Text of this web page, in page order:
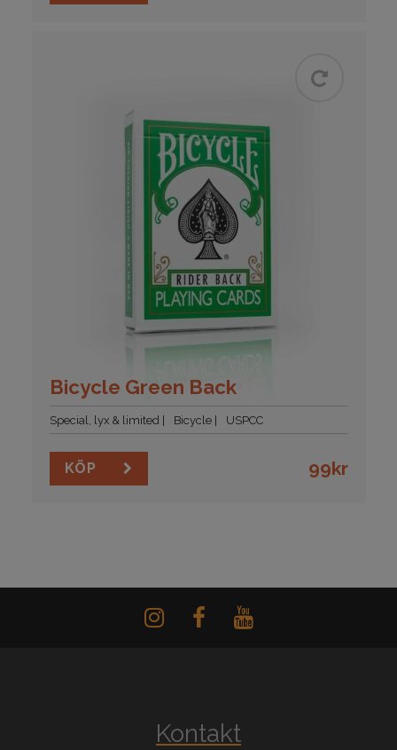
Bicycle Green Back
Special, lyx & limited Bicycle USPCC
KÖP 99kr
Kontakt